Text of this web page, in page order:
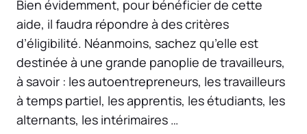
Bien évidemment, pour bénéficier de cette
aide, il faudra répondre à des critères
d’éligibilité. Néanmoins, sachez qu’elle est
destinée à une grande panoplie de travailleurs,
à savoir : les autoentrepreneurs, les travailleurs
à temps partiel, les apprentis, les étudiants, les
alternants, les intérimaires …